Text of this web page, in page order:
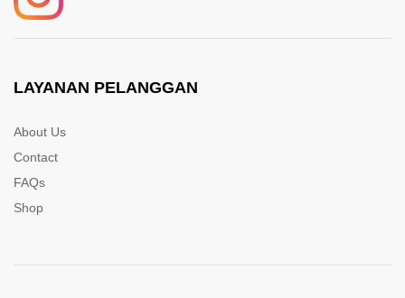
LAYANAN PELANGGAN
About Us
Contact
FAQs
Shop